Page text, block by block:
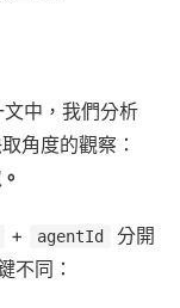
文中，我們分析
角度的觀察：
+ agentId
分開
不同：